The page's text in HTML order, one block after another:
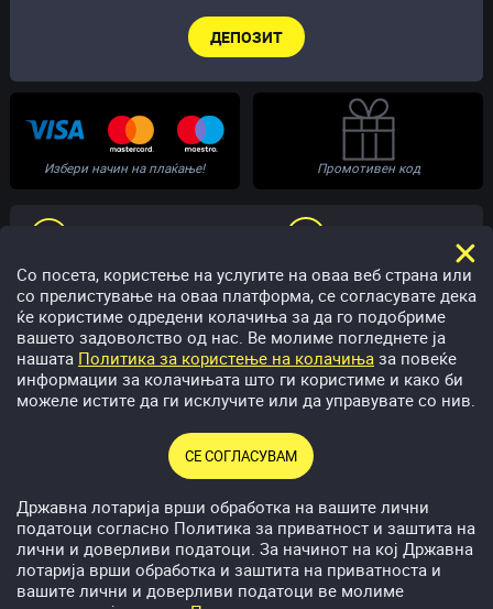
ДЕПОЗИТ
Избери начин на плаќање! Промотивен код
help@megawin.mk 02 5300331
Приредувач: Акционерско друштво за приредување игри на
среќа Државна лотарија на Република Северна Македонија.
Северна Македонија. ЕМБС: 6436846, ЕДБ: 4030008053368
Преземи за
Android
Со посета, користење на услугите на оваа веб страна или
со прелистување на оваа платформа, се согласувате дека
ќе користиме одредени колачиња за да го подобриме
вашето задоволство од нас. Ве молиме погледнете ја
нашата Политика за користење на колачиња за повеќе
информации за колачињата што ги користиме и како би
можеле истите да ги исклучите или да управувате со нив.
СЕ СОГЛАСУВАМ
Државна лотарија врши обработка на вашите лични
податоци согласно Политика за приватност и заштита на
лични и доверливи податоци. За начинот на кој Државна
лотарија врши обработка и заштита на приватноста и
вашите лични и доверливи податоци ве молиме